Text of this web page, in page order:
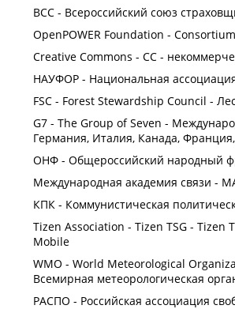
ВСС - Всероссийский союз
OpenPOWER Foundation - Consortium
Creative Commons - CC -
НАУФОР - Национальная
FSC - Forest Stewardship Council -
G7 - The Group of Seven -
Германия, Италия, Канада,
ОНФ - Общероссийский народный
Международная академия связи -
КПК - Коммунистическая
Tizen Association - Tizen TSG -
Mobile
WMO - World Meteorological
Всемирная метеорологическая
РАСПО - Российская ассоциация